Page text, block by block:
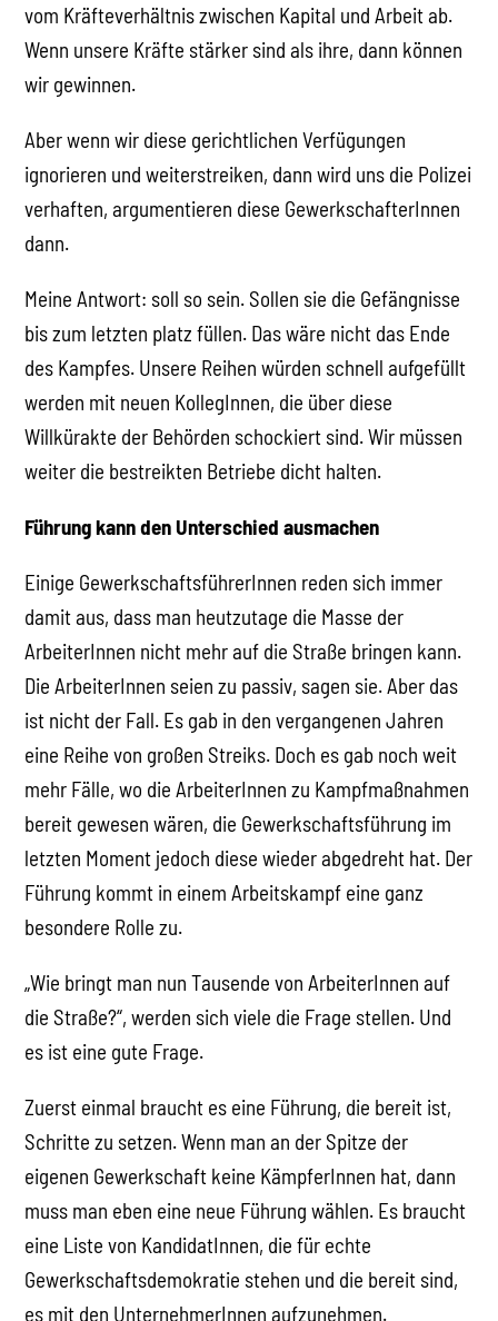
vom Kräfteverhältnis zwischen Kapital und Arbeit ab.
Wenn unsere Kräfte stärker sind als ihre, dann können
wir gewinnen.
Aber wenn wir diese gerichtlichen Verfügungen
ignorieren und weiterstreiken, dann wird uns die Polizei
verhaften, argumentieren diese GewerkschafterInnen
dann.
Meine Antwort: soll so sein. Sollen sie die Gefängnisse
bis zum letzten platz füllen. Das wäre nicht das Ende
des Kampfes. Unsere Reihen würden schnell aufgefüllt
werden mit neuen KollegInnen, die über diese
Willkürakte der Behörden schockiert sind. Wir müssen
weiter die bestreikten Betriebe dicht halten.
Führung kann den Unterschied ausmachen
Einige GewerkschaftsführerInnen reden sich immer
damit aus, dass man heutzutage die Masse der
ArbeiterInnen nicht mehr auf die Straße bringen kann.
Die ArbeiterInnen seien zu passiv, sagen sie. Aber das
ist nicht der Fall. Es gab in den vergangenen Jahren
eine Reihe von großen Streiks. Doch es gab noch weit
mehr Fälle, wo die ArbeiterInnen zu Kampfmaßnahmen
bereit gewesen wären, die Gewerkschaftsführung im
letzten Moment jedoch diese wieder abgedreht hat. Der
Führung kommt in einem Arbeitskampf eine ganz
besondere Rolle zu.
„Wie bringt man nun Tausende von ArbeiterInnen auf
die Straße?“, werden sich viele die Frage stellen. Und
es ist eine gute Frage.
Zuerst einmal braucht es eine Führung, die bereit ist,
Schritte zu setzen. Wenn man an der Spitze der
eigenen Gewerkschaft keine KämpferInnen hat, dann
muss man eben eine neue Führung wählen. Es braucht
eine Liste von KandidatInnen, die für echte
Gewerkschaftsdemokratie stehen und die bereit sind,
es mit den UnternehmerInnen aufzunehmen.